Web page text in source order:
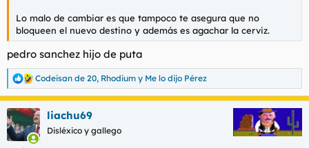
Lo malo de cambiar es que tampoco te asegura que no
bloqueen el nuevo destino y además es agachar la cerviz.
pedro sanchez hijo de puta
R
e
a
c
c
Codeisan de 20, Rhodium y Me lo dijo Pérez
liachu69
Disléxico y gallego